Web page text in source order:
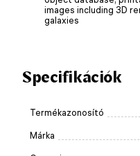
images including 3D
galaxies
Specifikációk
Termékazonosító
Márka